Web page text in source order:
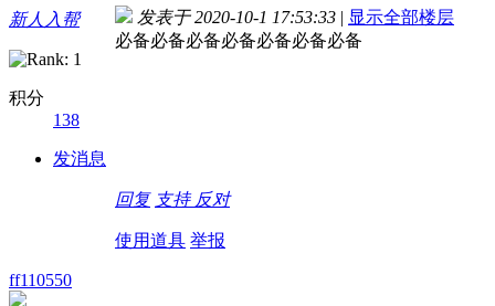
新人入帮
积分
138
发消息
发表于 2020-10-1 17:53:33 | 显示全部楼层
必备必备必备必备必备必备必备
回复 支持 反对
使用道具 举报
ff110550